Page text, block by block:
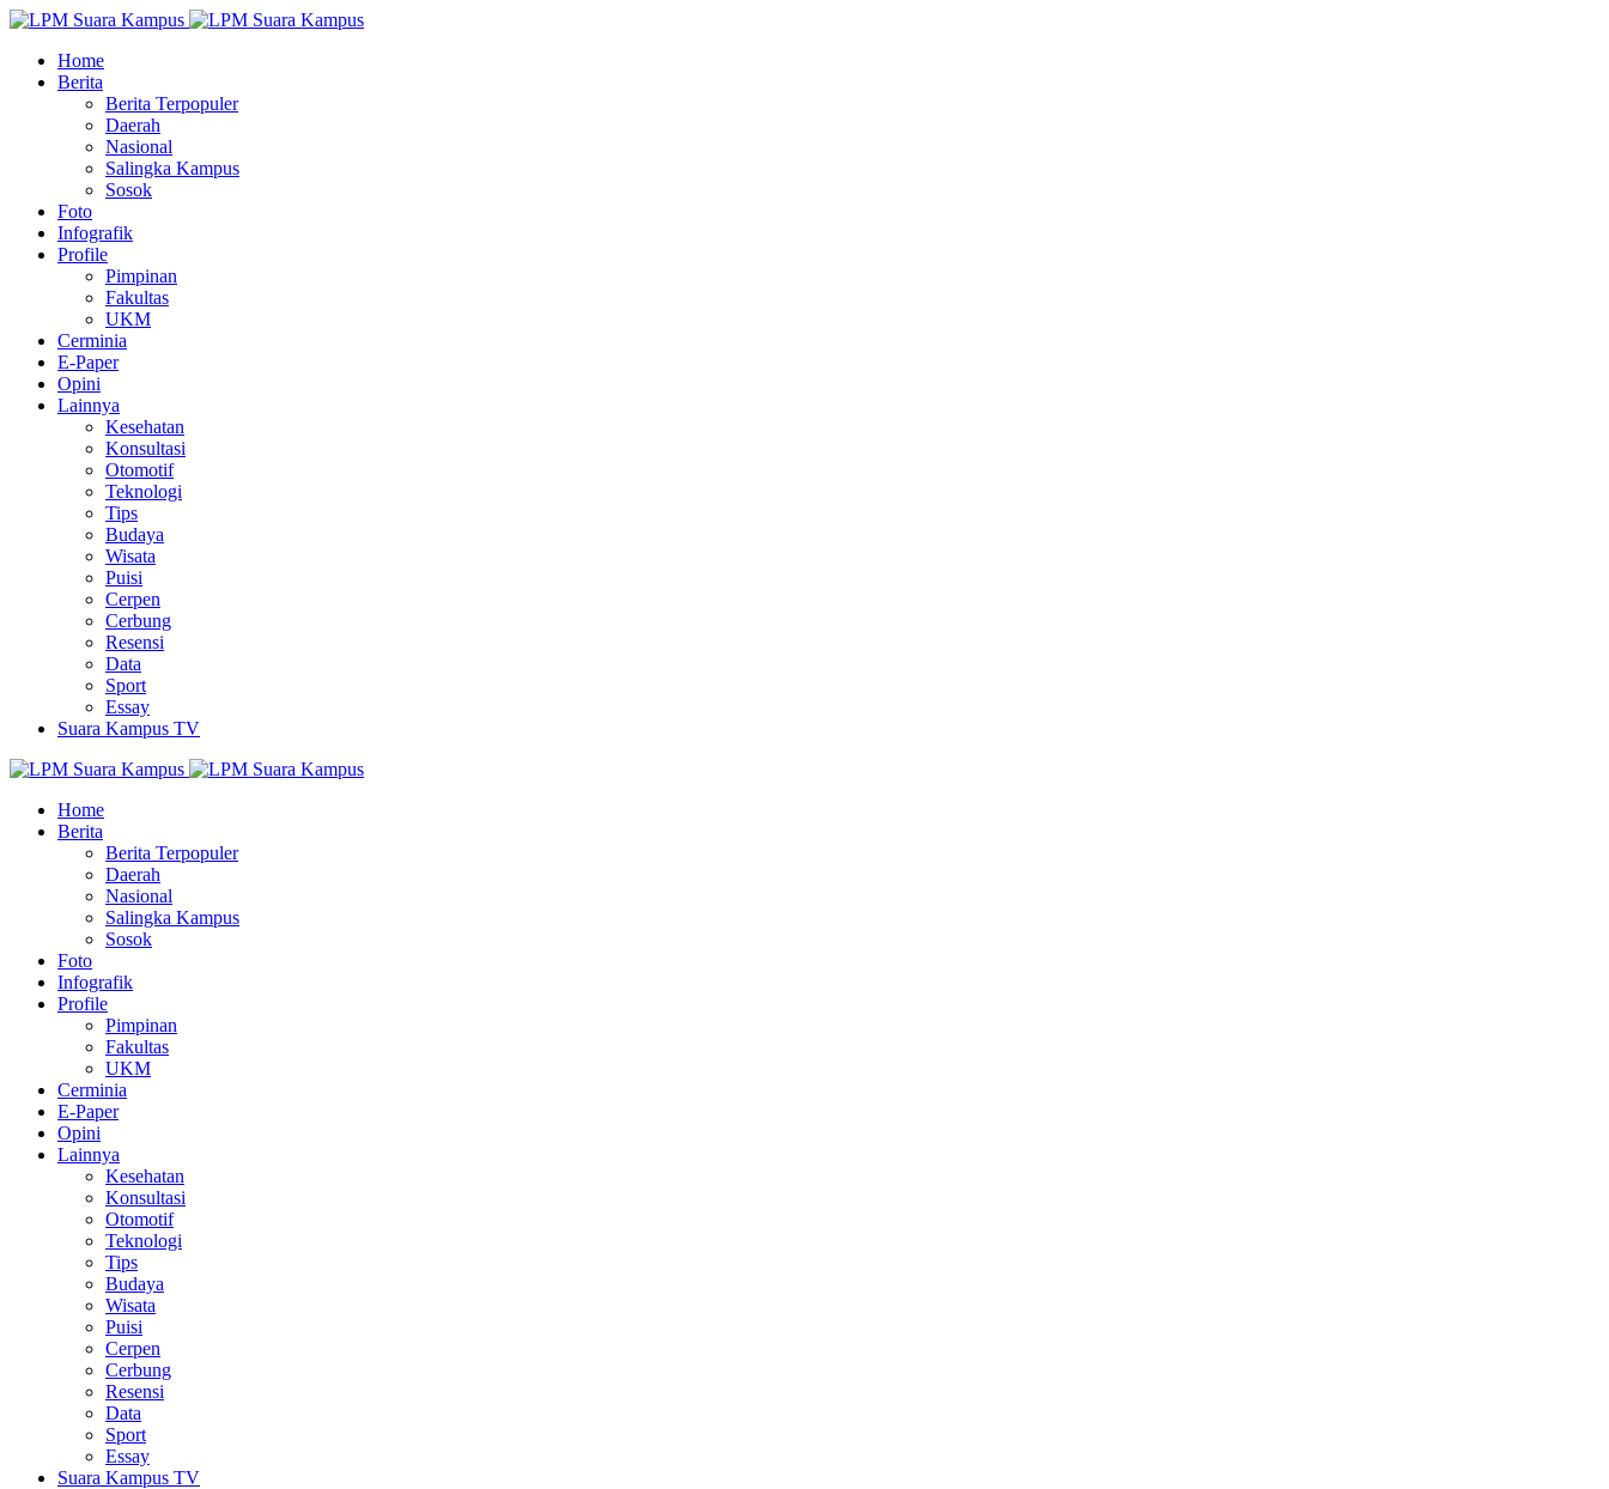
Home
Berita
Berita Terpopuler
Daerah
Nasional
Salingka Kampus
Sosok
Foto
Infografik
Profile
Pimpinan
Fakultas
UKM
Cerminia
E-Paper
Opini
Lainnya
Kesehatan
Konsultasi
Otomotif
Teknologi
Tips
Budaya
Wisata
Puisi
Cerpen
Cerbung
Resensi
Data
Sport
Essay
Suara Kampus TV
Home
Berita
Berita Terpopuler
Daerah
Nasional
Salingka Kampus
Sosok
Foto
Infografik
Profile
Pimpinan
Fakultas
UKM
Cerminia
E-Paper
Opini
Lainnya
Kesehatan
Konsultasi
Otomotif
Teknologi
Tips
Budaya
Wisata
Puisi
Cerpen
Cerbung
Resensi
Data
Sport
Essay
Suara Kampus TV